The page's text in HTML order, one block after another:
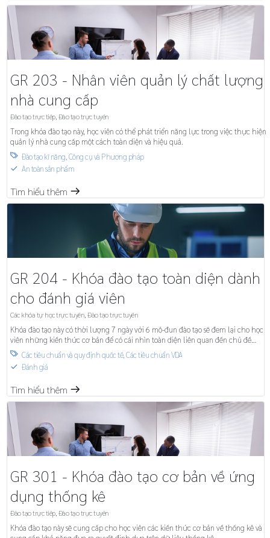
GR 203 - Nhân viên quản lý chất lượng
nhà cung cấp
Đào tạo trực tiếp, Đào tạo trực tuyến
Trong khóa đào tạo này, học viên có thể phát triển năng lực trong việc thực hiện
quản lý nhà cung cấp một cách toàn diện và hiệu quả.
 Đào tạo kĩ năng,Công cụ và Phương pháp
S An toàn sản phẩm
Tìm hiểu thêm m
GR 204 - Khóa đào tạo toàn diện dành
cho đánh giá viên
Các khóa tự học trực tuyến Đào tạo trực tuyến
Khóa đào tạo này có thời lượng 7 ngày với 6 mô-đun đào tạo sẽ đem lại cho học
viên những kiến thức cơ bản để có cái nhìn toàn diện liên quan đến chủ đề
quản lý chất lượng.
 Các tiêu chuẩn và quy định quốc tế,Các tiêu chuẩn VDA
S Đánh giá
Tìm hiểu thêm m
GR 301 - Khóa đào tạo cơ bản về ứng
dụng thống kê
Đào tạo trực tiếp, Đào tạo trực tuyến
Khóa đào tạo này sẽ cung cấp cho học viên các kiến thức cơ bản về thống kê và